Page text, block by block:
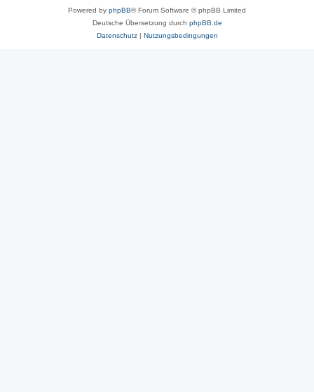
Powered by phpBB® Forum Software © phpBB Limited
Deutsche Übersetzung durch phpBB.de
Datenschutz| Nutzungsbedingungen